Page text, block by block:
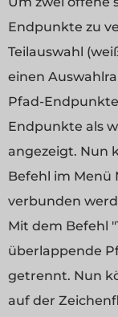
Endpunkte zu
Teilauswahl
einen
Pfad-
Endpunkte als
angezeigt. Nun
Befehl im Menü
verbunden
Mit dem Befehl
überlappende
getrennt. Nun
auf der